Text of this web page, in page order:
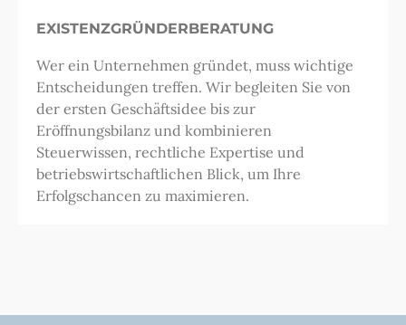
EXISTENZGRÜNDERBERATUNG
Wer ein Unternehmen gründet, muss wichtige
Entscheidungen treffen. Wir begleiten Sie von
der ersten Geschäftsidee bis zur
Eröffnungsbilanz und kombinieren
Steuerwissen, rechtliche Expertise und
betriebswirtschaftlichen Blick, um Ihre
Erfolgschancen zu maximieren.